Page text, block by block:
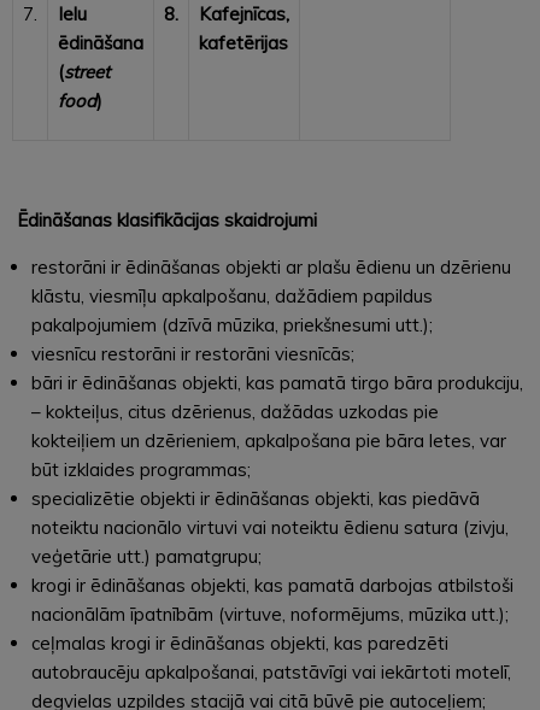
7.
Ielu
ēdināšana
(street
food)
8.
Kafejnīcas,
kafetērijas
Ēdināšanas klasifikācijas skaidrojumi
restorāni ir ēdināšanas objekti ar plašu ēdienu un dzērienu
klāstu, viesmīļu apkalpošanu, dažādiem papildus
pakalpojumiem (dzīvā mūzika, priekšnesumi utt.);
viesnīcu restorāni ir restorāni viesnīcās;
bāri ir ēdināšanas objekti, kas pamatā tirgo bāra produkciju,
– kokteiļus, citus dzērienus, dažādas uzkodas pie
kokteiļiem un dzērieniem, apkalpošana pie bāra letes, var
būt izklaides programmas;
specializētie objekti ir ēdināšanas objekti, kas piedāvā
noteiktu nacionālo virtuvi vai noteiktu ēdienu satura (zivju,
veģetārie utt.) pamatgrupu;
krogi ir ēdināšanas objekti, kas pamatā darbojas atbilstoši
nacionālām īpatnībām (virtuve, noformējums, mūzika utt.);
ceļmalas krogi ir ēdināšanas objekti, kas paredzēti
autobraucēju apkalpošanai, patstāvīgi vai iekārtoti motelī,
degvielas uzpildes stacijā vai citā būvē pie autoceļiem;